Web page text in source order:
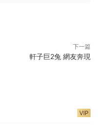
下一篇
軒子巨2兔 網友奔現
VIP